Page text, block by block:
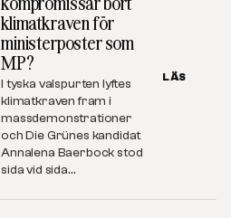
klimatkraven för
ministerposter som
MP?
I tyska valspurten lyftes
klimatkraven fram i
massdemonstrationer
och Die Grünes kandidat
Annalena Baerbock stod
sida vid sida…
LÄS